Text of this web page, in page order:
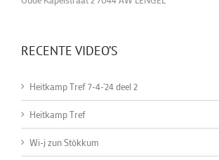
RECENTE VIDEO’S
Heitkamp Tref 7-4-'24 deel 2
Heitkamp Tref
Wi-j zun Stökkum